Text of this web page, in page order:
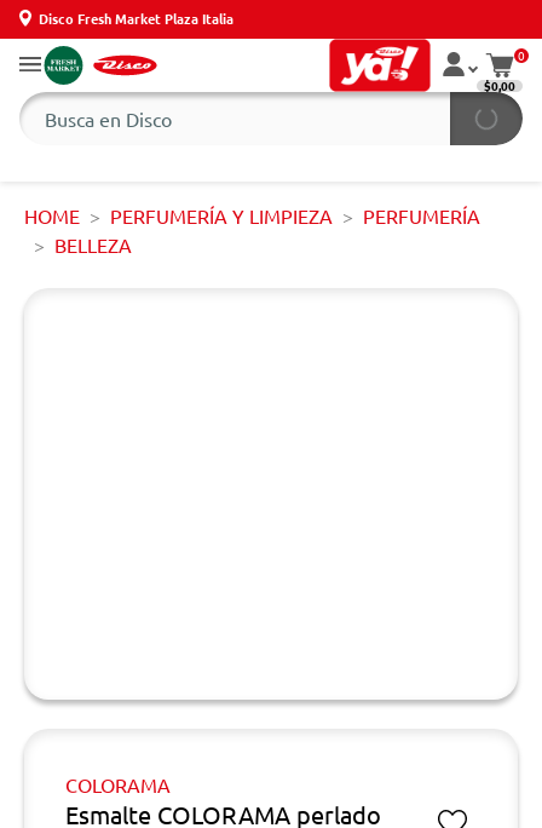
Disco Fresh Market Plaza Italia
0
$0,00
HOME PERFUMERÍA Y LIMPIEZA
PERFUMERÍA
BELLEZA
COLORAMA
Esmalte COLORAMA perlado